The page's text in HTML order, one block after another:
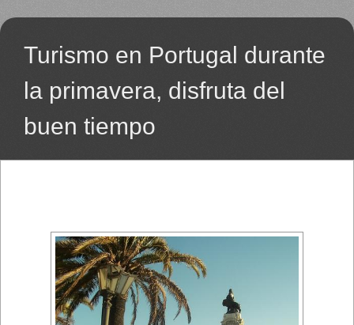
Turismo en Portugal durante
la primavera, disfruta del
buen tiempo